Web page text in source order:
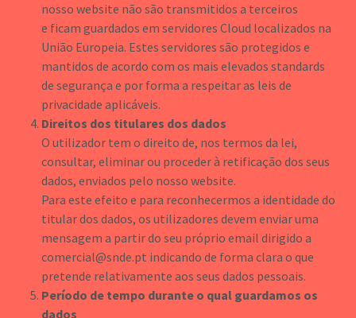
nosso website não são transmitidos a terceiros
e ficam guardados em servidores Cloud localizados na
União Europeia. Estes servidores são protegidos e
mantidos de acordo com os mais elevados standards
de segurança e por forma a respeitar as leis de
privacidade aplicáveis.
Direitos dos titulares dos dados
O utilizador tem o direito de, nos termos da lei,
consultar, eliminar ou proceder à retificação dos seus
dados, enviados pelo nosso website.
Para este efeito e para reconhecermos a identidade do
titular dos dados, os utilizadores devem enviar uma
mensagem a partir do seu próprio email dirigido a
comercial@snde.pt indicando de forma clara o que
pretende relativamente aos seus dados pessoais.
Período de tempo durante o qual guardamos os
dados